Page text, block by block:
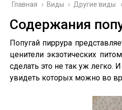
Главная › Виды › Другие виды
Содержания
Попугай пиррура
ценители экзотических
сделать это не так уж легко.
увидеть которых можно во